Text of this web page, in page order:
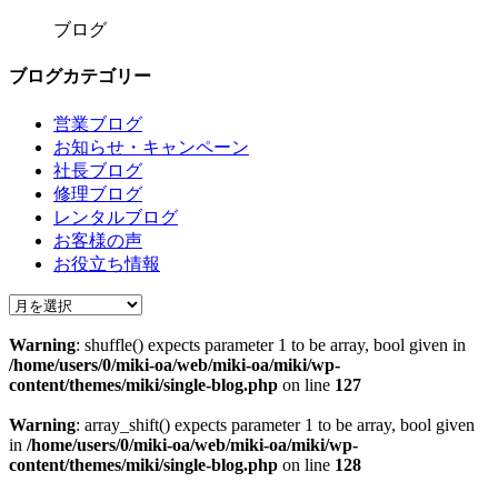
ブログ
ブログカテゴリー
営業ブログ
お知らせ・キャンペーン
社長ブログ
修理ブログ
レンタルブログ
お客様の声
お役立ち情報
Warning: shuffle() expects parameter 1 to be array, bool given in
/home/users/0/miki-oa/web/miki-oa/miki/wp-
content/themes/miki/single-blog.php on line 127
Warning: array_shift() expects parameter 1 to be array, bool given
in /home/users/0/miki-oa/web/miki-oa/miki/wp-
content/themes/miki/single-blog.php on line 128